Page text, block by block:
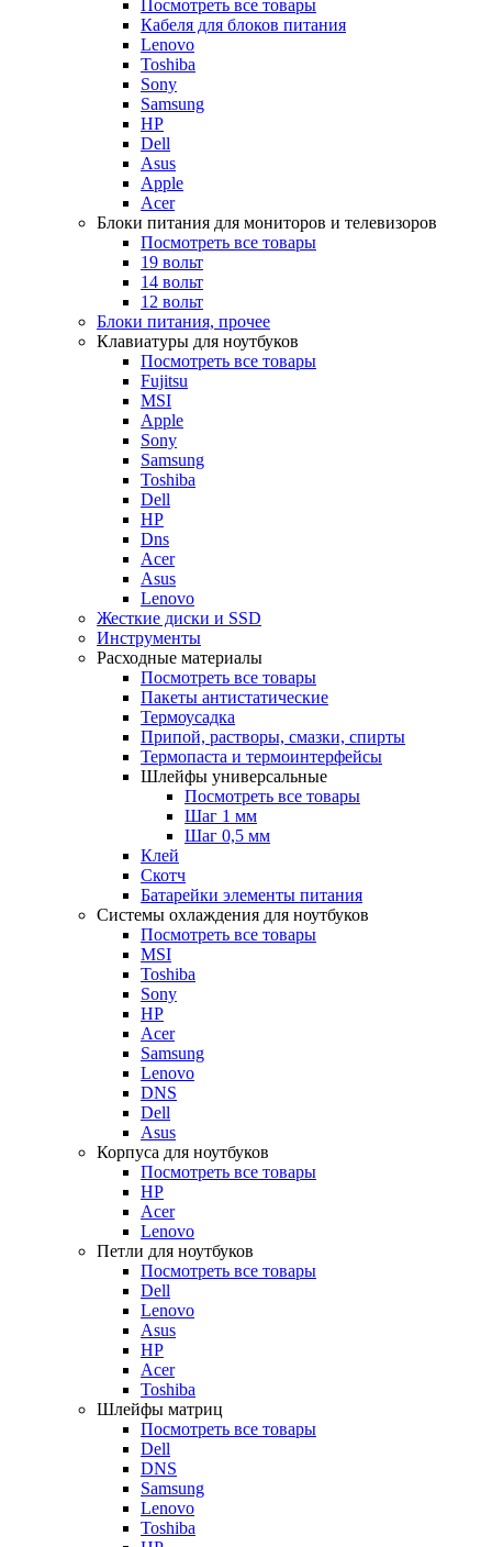
Посмотреть все товары
Кабеля для блоков питания
Lenovo
Toshiba
Sony
Samsung
HP
Dell
Asus
Apple
Acer
Блоки питания для мониторов и телевизоров
Посмотреть все товары
19 вольт
14 вольт
12 вольт
Блоки питания, прочее
Клавиатуры для ноутбуков
Посмотреть все товары
Fujitsu
MSI
Apple
Sony
Samsung
Toshiba
Dell
HP
Dns
Acer
Asus
Lenovo
Жесткие диски и SSD
Инструменты
Расходные материалы
Посмотреть все товары
Пакеты антистатические
Термоусадка
Припой, растворы, смазки, спирты
Термопаста и термоинтерфейсы
Шлейфы универсальные
Посмотреть все товары
Шаг 1 мм
Шаг 0,5 мм
Клей
Скотч
Батарейки элементы питания
Системы охлаждения для ноутбуков
Посмотреть все товары
MSI
Toshiba
Sony
HP
Acer
Samsung
Lenovo
DNS
Dell
Asus
Корпуса для ноутбуков
Посмотреть все товары
HP
Acer
Lenovo
Петли для ноутбуков
Посмотреть все товары
Dell
Lenovo
Asus
HP
Acer
Toshiba
Шлейфы матриц
Посмотреть все товары
Dell
DNS
Samsung
Lenovo
Toshiba